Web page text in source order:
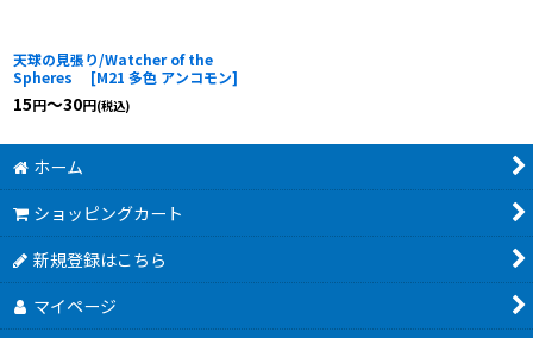
天球の見張り/Watcher of the
Spheres
[M21 多色 アンコモン]
15円～30円(税込)
ホーム
ショッピングカート
新規登録はこちら
マイページ